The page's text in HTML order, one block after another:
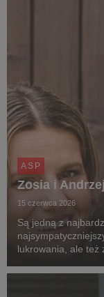
ASP
Zosia i
15 czerwca 2026
Są jedną z
lukrowania, ale też
reality-show i